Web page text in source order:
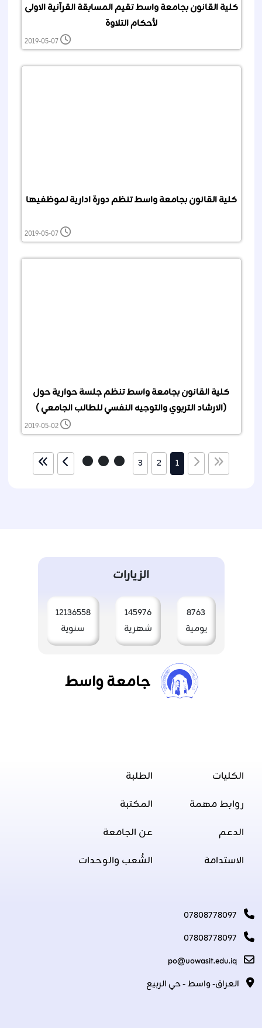
كلية القانون بجامعة واسط تقيم المسابقة القرآنية الاولى
لأحكام التلاوة
2019-05-07
كلية القانون بجامعة واسط تنظم دورة ادارية لموظفيها
2019-05-07
كلية القانون بجامعة واسط تنظم جلسة حوارية حول
(الارشاد التربوي والتوجيه النفسي للطالب الجامعي )
2019-05-02
1
2
3
الزيارات
8763
يومية
145976
شهرية
12136558
سنوية
جامعة واسط
الكليات
روابط مهمة
الدعم
الاستدامة
الطلبة
المكتبة
عن الجامعة
الشُعب والوحدات
07808778097
07808778097
po@uowasit.edu.iq
العراق- واسط - حي الربيع